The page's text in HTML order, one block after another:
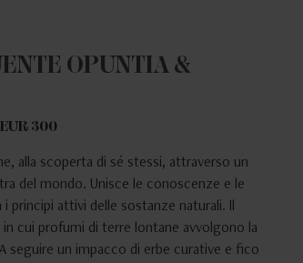
OPUNTIA &
300
alla scoperta di sé stessi, attraverso un
del mondo. Unisce le conoscenze e le
principi attivi delle sostanze naturali. Il
in cui profumi di terre lontane avvolgono la
seguire un impacco di erbe curative e fico